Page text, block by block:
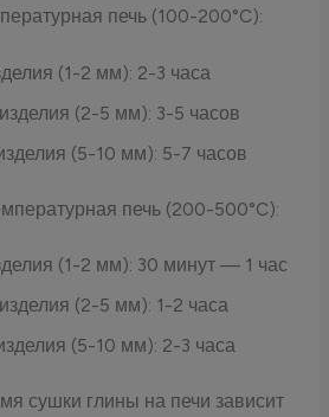
печь (100-200°C):
(1-2 мм): 2-3 часа
(2-5 мм): 3-5 часов
(5-10 мм): 5-7 часов
печь (200-500°C):
(1-2 мм): 30 минут — 1 час
(2-5 мм): 1-2 часа
(5-10 мм): 2-3 часа
сушки глины на печи зависит